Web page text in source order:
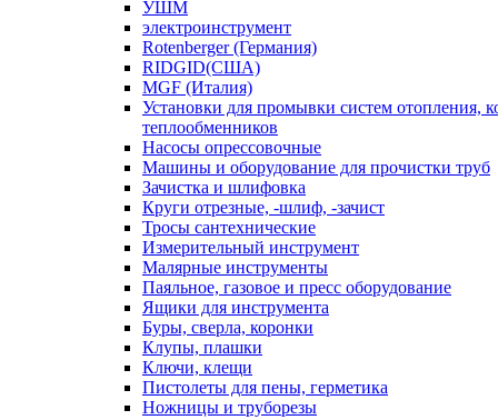
УШМ
электроинструмент
Rotenberger (Германия)
RIDGID(США)
MGF (Италия)
Установки для промывки систем отопления,
теплообменников
Насосы опрессовочные
Машины и оборудование для прочистки труб
Зачистка и шлифовка
Круги отрезные, -шлиф, -зачист
Тросы сантехнические
Измерительный инструмент
Малярные инструменты
Паяльное, газовое и пресс оборудование
Ящики для инструмента
Буры, сверла, коронки
Клупы, плашки
Ключи, клещи
Пистолеты для пены, герметика
Ножницы и труборезы